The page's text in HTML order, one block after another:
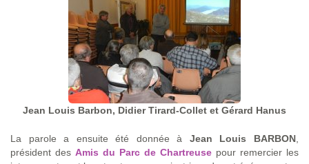
Jean Louis Barbon, Didier Tirard-Collet et Gérard Hanus
La parole a ensuite été donnée à Jean Louis BARBON
président des Amis du Parc de Chartreuse pour remercier les